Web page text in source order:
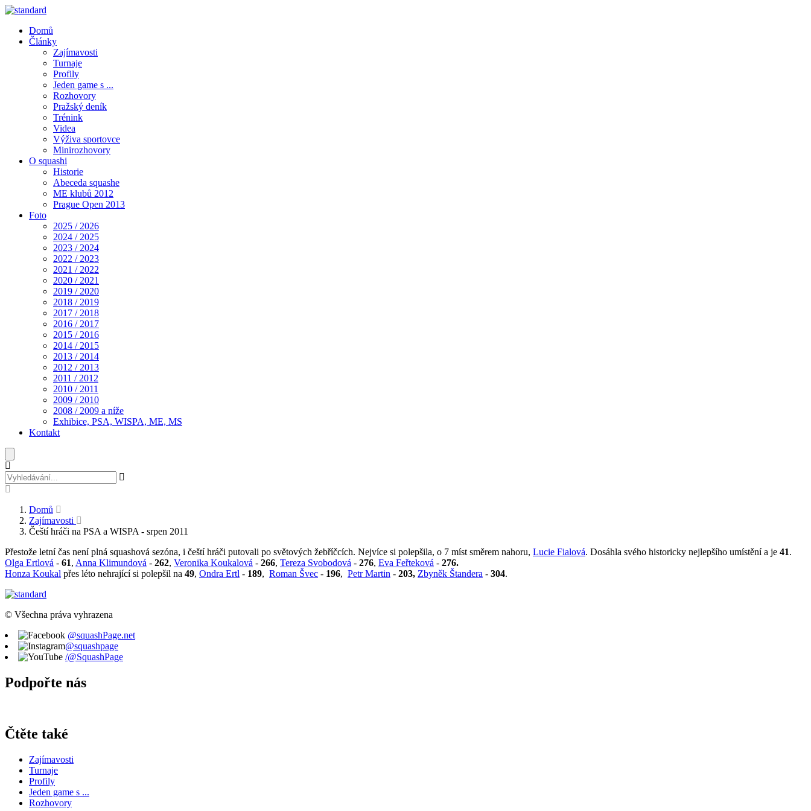
Domů
Články
Zajímavosti
Turnaje
Profily
Jeden game s ...
Rozhovory
Pražský deník
Trénink
Videa
Výživa sportovce
Minirozhovory
O squashi
Historie
Abeceda squashe
ME klubů 2012
Prague Open 2013
Foto
2025 / 2026
2024 / 2025
2023 / 2024
2022 / 2023
2021 / 2022
2020 / 2021
2019 / 2020
2018 / 2019
2017 / 2018
2016 / 2017
2015 / 2016
2014 / 2015
2013 / 2014
2012 / 2013
2011 / 2012
2010 / 2011
2009 / 2010
2008 / 2009 a níže
Exhibice, PSA, WISPA, ME, MS
Kontakt
Domů
Zajímavosti
Čeští hráči na PSA a WISPA - srpen 2011
Přestože letní čas není plná squashová sezóna, i čeští hráči putovali po světových žebříčcích. Nejvíce si polepšila, o 7 míst směrem nahoru, Lucie Fialová. Dosáhla svého historicky nejlepšího umístění a je 41.
Olga Ertlová - 61, Anna Klimundová - 262, Veronika Koukalová - 266, Tereza Svobodová - 276, Eva Feřteková - 276.
Honza Koukal přes léto nehrající si polepšil na 49, Ondra Ertl - 189, Roman Švec - 196, Petr Martin - 203, Zbyněk Štandera - 304.
© Všechna práva vyhrazena
@squashPage.net
@squashpage
/@SquashPage
Podpořte nás
Čtěte také
Zajímavosti
Turnaje
Profily
Jeden game s ...
Rozhovory